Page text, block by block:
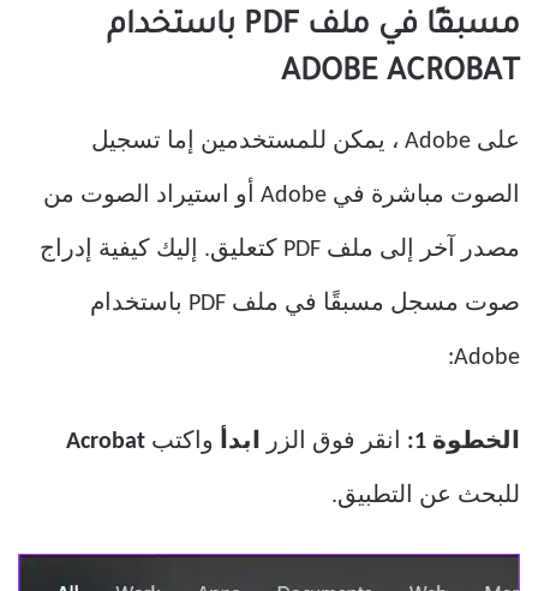
مسبقًا في ملف PDF باستخدام
ADOBE ACROBAT
على Adobe ، يمكن للمستخدمين إما تسجيل
الصوت مباشرة في Adobe أو استيراد الصوت من
مصدر آخر إلى ملف PDF كتعليق. إليك كيفية إدراج
صوت مسجل مسبقًا في ملف PDF باستخدام
Adobe:
الخطوة 1: انقر فوق الزر ابدأ واكتب Acrobat
للبحث عن التطبيق.